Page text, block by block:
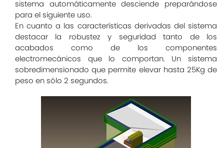
sistema automáticamente desciende preparándose
para el siguiente uso.
En cuanto a las características derivadas del sistema
destacar la robustez y seguridad tanto de los
acabados como de los componentes
electromecánicos que lo comportan. Un sistema
sobredimensionado que permite elevar hasta 25Kg de
peso en sólo 2 segundos.